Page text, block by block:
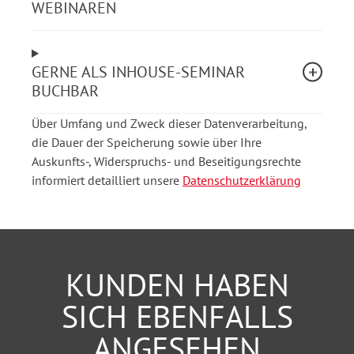
Ziele des Vorverfahrens
2. Ablauf des Vorverfahrens
Voraussetzungen der Zulässigkeit (Form, Frist,
Zuständigkeit)
Prüfungsumfang der Widerspruchsbehörde
Abhilfebescheids
Rechtsfolgen der Abhilfe
4. Der Widerspruchsbescheid
WEBINAREN
GERNE ALS INHOUSE-SEMINAR
BUCHBAR
Über Umfang und Zweck dieser Datenverarbeitung,
die Dauer der Speicherung sowie über Ihre
Auskunfts-, Widerspruchs- und Beseitigungsrechte
informiert detailliert unsere Datenschutzerklärung
KUNDEN HABEN
SICH EBENFALLS